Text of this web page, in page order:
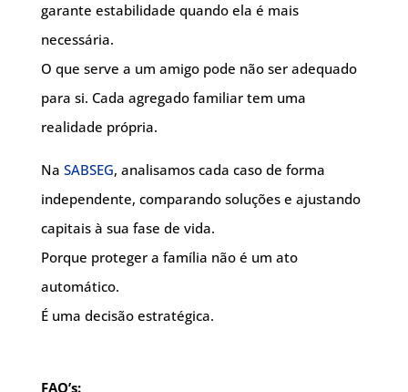
garante estabilidade quando ela é mais
necessária.
O que serve a um amigo pode não ser adequado
para si. Cada agregado familiar tem uma
realidade própria.
Na SABSEG, analisamos cada caso de forma
independente, comparando soluções e ajustando
capitais à sua fase de vida.
Porque proteger a família não é um ato
automático.
É uma decisão estratégica.
FAQ’s: